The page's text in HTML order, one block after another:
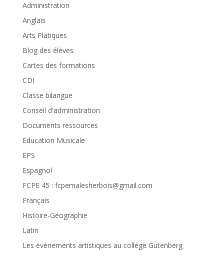
Administration
Anglais
Arts Platiques
Blog des élèves
Cartes des formations
CDI
Classe bilangue
Conseil d'administration
Documents ressources
Education Musicale
EPS
Espagnol
FCPE 45 : fcpemalesherbois@gmail.com
Français
Histoire-Géographie
Latin
Les évènements artistiques au collège Gutenberg